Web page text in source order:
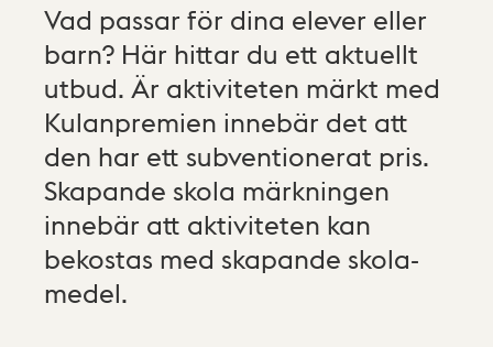
Vad passar för dina elever eller
barn? Här hittar du ett aktuellt
utbud. Är aktiviteten märkt med
Kulanpremien innebär det att
den har ett subventionerat pris.
Skapande skola märkningen
innebär att aktiviteten kan
bekostas med skapande skola-
medel.